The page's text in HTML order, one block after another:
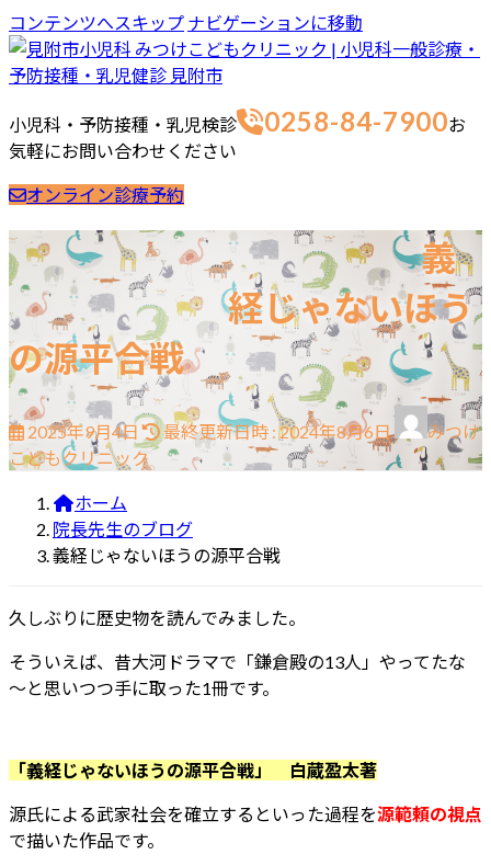
コンテンツへスキップ ナビゲーションに移動
小児科・予防接種・乳児検診 0258-84-7900お
気軽にお問い合わせください
オンライン診療予約
ホーム 最新情報ご挨拶 診療案内当院の取り組み
院長・スタッフブログ
院長ブログ
スタッフブログ
お問合せ
義
経じゃないほう
の源平合戦
2025年9月4日 最終更新日時 :2024年8月6日
みつけ
こどもクリニック
ホーム
院長先生のブログ
義経じゃないほうの源平合戦
久しぶりに歴史物を読んでみました。
そういえば、昔大河ドラマで「鎌倉殿の13人」やってたな
～と思いつつ手に取った1冊です。
「義経じゃないほうの源平合戦」 白蔵盈太著
源氏による武家社会を確立するといった過程を源範頼の視点
で描いた作品です。